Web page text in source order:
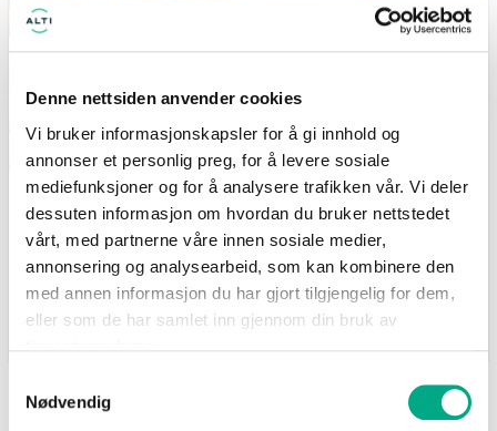
Denne nettsiden anvender cookies
Vi bruker informasjonskapsler for å gi innhold og
annonser et personlig preg, for å levere sosiale
mediefunksjoner og for å analysere trafikken vår. Vi deler
dessuten informasjon om hvordan du bruker nettstedet
vårt, med partnerne våre innen sosiale medier,
annonsering og analysearbeid, som kan kombinere den
med annen informasjon du har gjort tilgjengelig for dem,
eller som de har samlet inn gjennom din bruk av
Nødvendig
Kappahl
Medlemstilbud: 3 for 2 på
barnevarer
(gjelder ikke Newbie) Tilbudet
gjelder i perioden 7.8-17.8
Life
Supernature MCT-olje
500ml - 25% på hele
serien
Nå: 247 kr Før: 329 kr